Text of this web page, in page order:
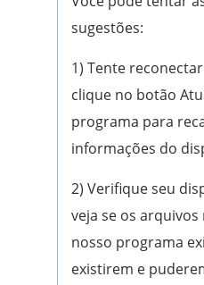
sugestões:
1) Tente
clique no botão
programa para
informações do
2) Verifique seu
veja se os
nosso programa
existirem e